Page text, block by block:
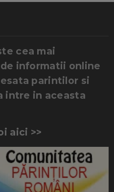
cea mai
informatii online
parintilor si
intre in aceasta
aici >>